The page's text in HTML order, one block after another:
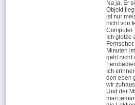
Na ja. Er
Objekt
ist nur
nicht von
Computer.
Ich glotze
Minuten
geht nicht
Ich
den eben
wir
Und der
man